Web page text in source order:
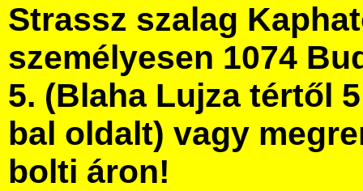
Strassz szalag
személyesen 1074
5. (Blaha Lujza tértől
bal oldalt) vagy
bolti áron!